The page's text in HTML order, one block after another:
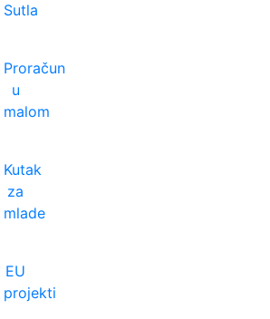
Sutla
Proračun
u
malom
Kutak
za
mlade
EU
projekti